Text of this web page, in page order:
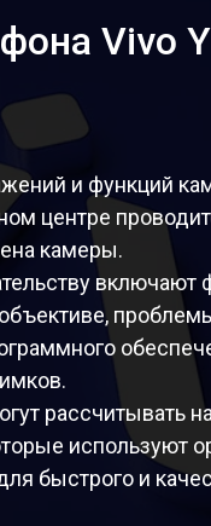
Vivo
и функций
центре
камеры.
включают
рассчитывать
используют
быстрого и